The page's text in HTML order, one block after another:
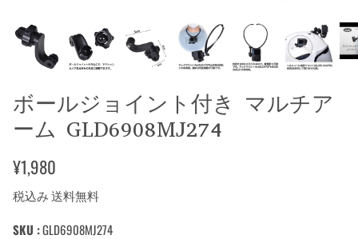
ボールジョイント付き マルチア
ーム GLD6908MJ274
¥1,980
税込み 送料無料
SKU :GLD6908MJ274